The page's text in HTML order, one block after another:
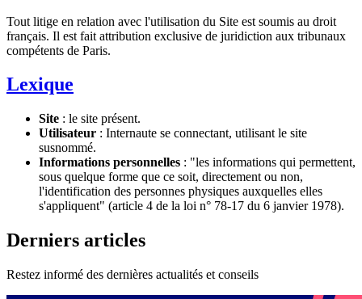
Tout litige en relation avec l'utilisation du Site est soumis au droit
français. Il est fait attribution exclusive de juridiction aux tribunaux
compétents de Paris.
Lexique
Site : le site présent.
Utilisateur : Internaute se connectant, utilisant le site
susnommé.
Informations personnelles : "les informations qui permettent,
sous quelque forme que ce soit, directement ou non,
l'identification des personnes physiques auxquelles elles
s'appliquent" (article 4 de la loi n° 78-17 du 6 janvier 1978).
Derniers articles
Restez informé des dernières actualités et conseils